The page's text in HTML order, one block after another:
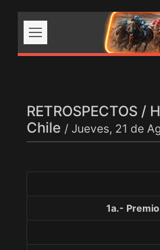
RETROSPECTOS /
Chile / Jueves, 21 de
1a.-